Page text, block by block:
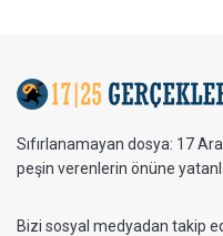
Sıfırlanamayan dosya: 17
peşin verenlerin önüne
Bizi sosyal medyadan takip